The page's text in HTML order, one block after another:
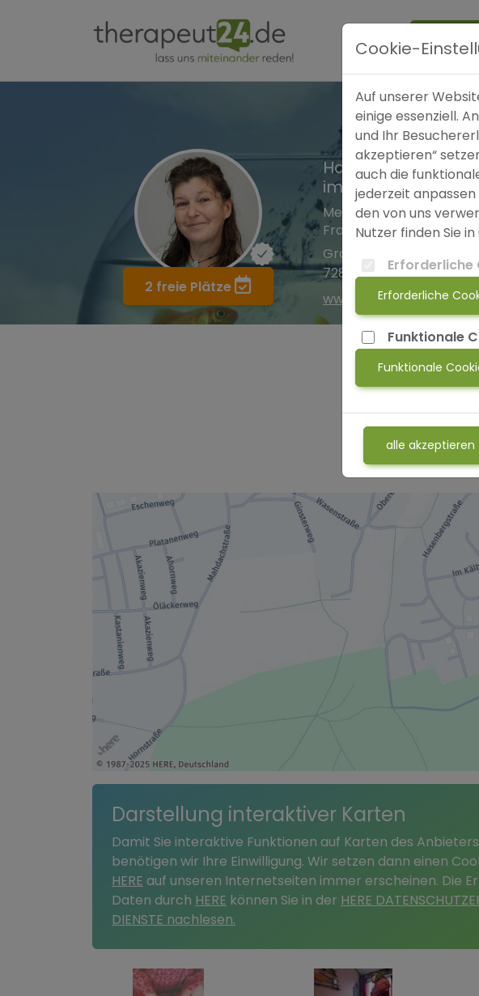
2 freie Plätze
HarmoniaVitae -
im HerzRaum
Mentor*in
Frau Anette Sieber
Graf-von-Moltke-Platz 1
72829 Engstingen
www.harmoniavitae.de
Darstellung interaktiver Karten
Damit Sie interaktive Funktionen auf Karten des Anbieters
benötigen wir Ihre Einwilligung. Wir setzen dann einen
HERE auf unseren Internetseiten immer erscheinen. Die
Daten durch HERE können Sie in der HERE
DIENSTE nachlesen.
Cookie-
Auf unserer
einige essenziell.
und Ihr
akzeptieren“
auch die
jederzeit
den von uns
Nutzer finden Sie
Erforderliche
Erforderliche
Funktionale
Funktionale
alle akzeptieren